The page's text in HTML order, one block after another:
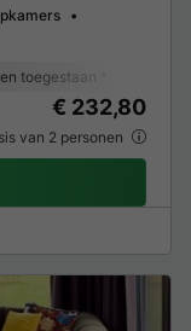
toegestaan *
€ 232,80
van 2 personen